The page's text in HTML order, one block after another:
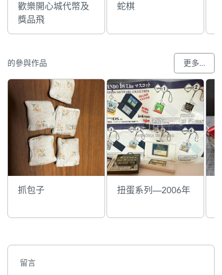
歡樂開心城代幣及
獎品飛
蛇棋
的參與作品 更多...
抓包子 扭蛋系列—2006年
留言